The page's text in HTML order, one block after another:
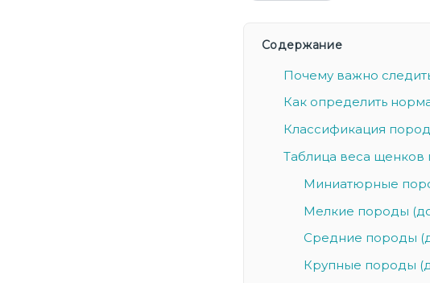
Содержание
Почему важно
Как определить
Классификация
Таблица веса щенков
Миниатюрные
Мелкие породы
Средние породы
Крупные породы